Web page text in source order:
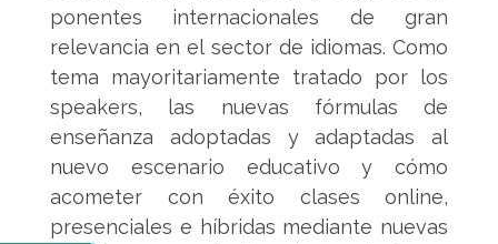
ponentes internacionales de gran
relevancia en el sector de idiomas. Como
tema mayoritariamente tratado por los
speakers, las nuevas fórmulas de
enseñanza adoptadas y adaptadas al
nuevo escenario educativo y cómo
acometer con éxito clases online,
presenciales e híbridas mediante nuevas